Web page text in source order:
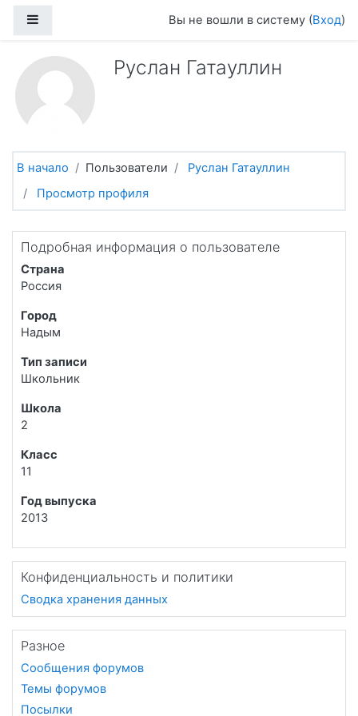
Вы не вошли в систему (Вход)
Руслан Гатауллин
В начало Пользователи
Руслан Гатауллин
Просмотр профиля
Подробная информация о пользователе
Страна
Россия
Город
Надым
Тип записи
Школьник
Школа
2
Класс
11
Год выпуска
2013
Конфиденциальность и политики
Сводка хранения данных
Разное
Сообщения форумов
Темы форумов
Посылки